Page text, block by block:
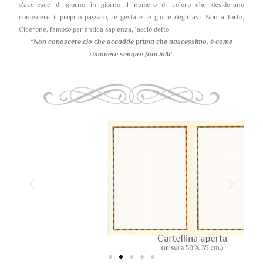
s’accresce di giorno in giorno il numero di coloro che desiderano
conoscere il proprio passato, le gesta e le glorie degli avi. Non a torto,
Cicerone, famoso per antica sapienza, lasciò detto:
“Non conoscere ciò che accadde prima che nascessimo, è come
rimanere sempre fanciulli”.